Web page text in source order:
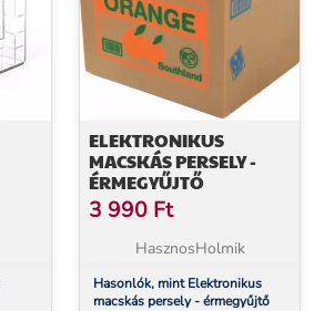
ELEKTRONIKUS
MACSKÁS PERSELY -
ÉRMEGYŰJTŐ
3 990 Ft
HasznosHolmik
Hasonlók, mint Elektronikus
macskás persely - érmegyűjtő